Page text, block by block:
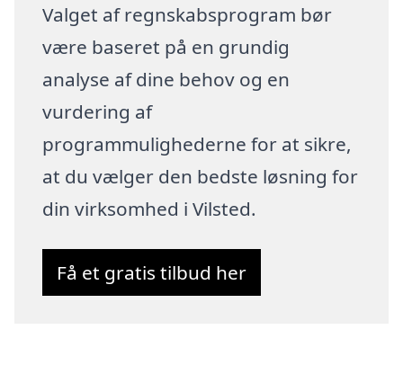
Valget af regnskabsprogram bør
være baseret på en grundig
analyse af dine behov og en
vurdering af
programmulighederne for at sikre,
at du vælger den bedste løsning for
din virksomhed i Vilsted.
Få et gratis tilbud her